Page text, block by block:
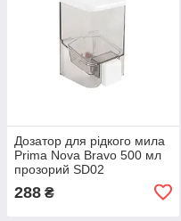
Дозатор для рідкого мила
Prima Nova Bravo 500 мл
прозорий SD02
288 ₴